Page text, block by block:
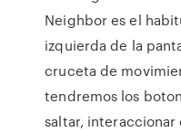
Neighbor es el
izquierda de la
cruceta de
tendremos los
saltar,